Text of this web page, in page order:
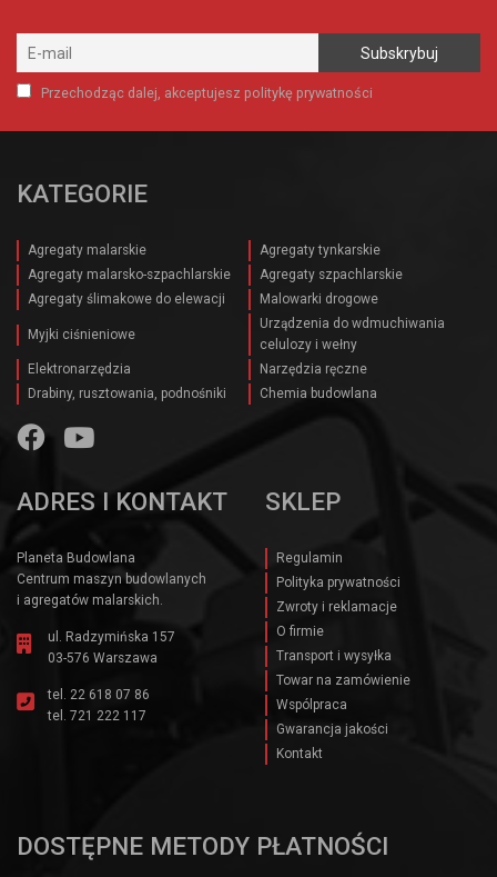
Przechodząc dalej, akceptujesz politykę prywatności
KATEGORIE
Agregaty malarskie
Agregaty tynkarskie
Agregaty malarsko-szpachlarskie
Agregaty szpachlarskie
Agregaty ślimakowe do elewacji
Malowarki drogowe
Myjki ciśnieniowe
Urządzenia do wdmuchiwania
celulozy i wełny
Elektronarzędzia
Narzędzia ręczne
Drabiny, rusztowania, podnośniki
Chemia budowlana
ADRES I KONTAKT
Planeta Budowlana
Centrum maszyn budowlanych
i agregatów malarskich.
ul. Radzymińska 157
03-576 Warszawa
tel. 22 618 07 86
tel. 721 222 117
SKLEP
Regulamin
Polityka prywatności
Zwroty i reklamacje
O firmie
Transport i wysyłka
Towar na zamówienie
Wspólpraca
Gwarancja jakości
Kontakt
DOSTĘPNE METODY PŁATNOŚCI